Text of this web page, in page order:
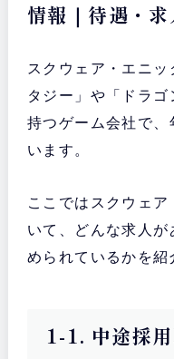
情報｜待遇・
スクウェア・エニ
タジー」や「ドラ
持つゲーム会社で、
います。
ここではスクウェ
いて、どんな求人
められているかを紹
1-1. 中途採